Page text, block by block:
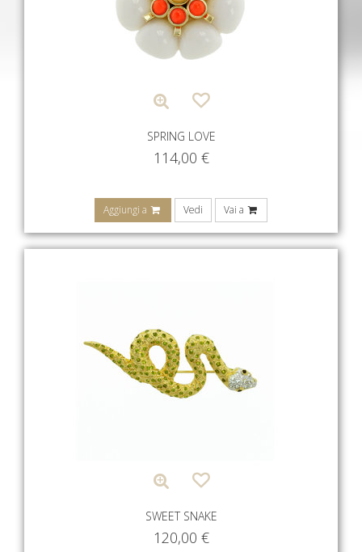
SPRING LOVE
114,00 €
Aggiungi a Vedi Vai a
SWEET SNAKE
120,00 €